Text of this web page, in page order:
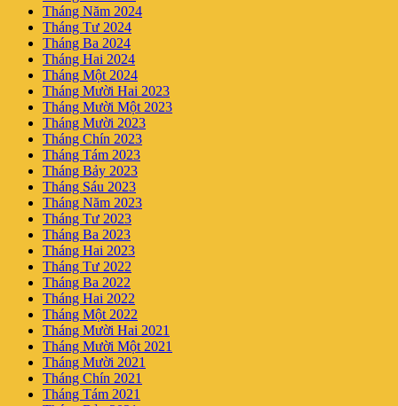
Tháng Năm 2024
Tháng Tư 2024
Tháng Ba 2024
Tháng Hai 2024
Tháng Một 2024
Tháng Mười Hai 2023
Tháng Mười Một 2023
Tháng Mười 2023
Tháng Chín 2023
Tháng Tám 2023
Tháng Bảy 2023
Tháng Sáu 2023
Tháng Năm 2023
Tháng Tư 2023
Tháng Ba 2023
Tháng Hai 2023
Tháng Tư 2022
Tháng Ba 2022
Tháng Hai 2022
Tháng Một 2022
Tháng Mười Hai 2021
Tháng Mười Một 2021
Tháng Mười 2021
Tháng Chín 2021
Tháng Tám 2021